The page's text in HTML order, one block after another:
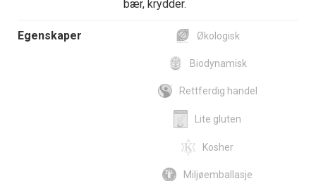
bær, krydder.
Egenskaper Økologisk
Biodynamisk
Rettferdig handel
Lite gluten
Kosher
Miljøemballasje